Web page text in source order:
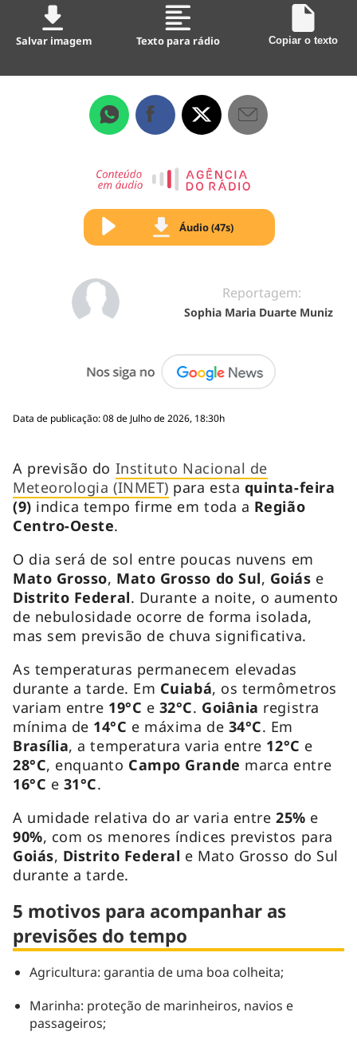
Salvar imagem Texto para rádio Copiar o texto
Áudio (47s)
Reportagem:
Sophia Maria Duarte Muniz
Data de publicação: 08 de Julho de 2026, 18:30h
A previsão do Instituto Nacional de
Meteorologia (INMET) para esta quinta-feira
(9) indica tempo firme em toda a Região
Centro-Oeste.
O dia será de sol entre poucas nuvens em
Mato Grosso, Mato Grosso do Sul, Goiás e
Distrito Federal. Durante a noite, o aumento
de nebulosidade ocorre de forma isolada,
mas sem previsão de chuva significativa.
As temperaturas permanecem elevadas
durante a tarde. Em Cuiabá, os termômetros
variam entre 19°C e 32°C. Goiânia registra
mínima de 14°C e máxima de 34°C. Em
Brasília, a temperatura varia entre 12°C e
28°C, enquanto Campo Grande marca entre
16°C e 31°C.
A umidade relativa do ar varia entre 25% e
90%, com os menores índices previstos para
Goiás, Distrito Federal e Mato Grosso do Sul
durante a tarde.
5 motivos para acompanhar as
previsões do tempo
Agricultura: garantia de uma boa colheita;
Marinha: proteção de marinheiros, navios e
passageiros;